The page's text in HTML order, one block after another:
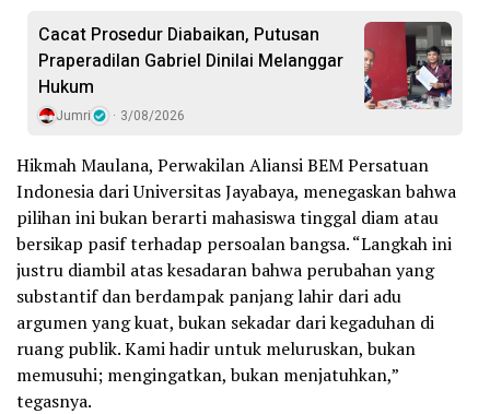
Cacat Prosedur Diabaikan, Putusan
Praperadilan Gabriel Dinilai Melanggar
Hukum
Jumri 3/08/2026
Hikmah Maulana, Perwakilan Aliansi BEM Persatuan
Indonesia dari Universitas Jayabaya, menegaskan bahwa
pilihan ini bukan berarti mahasiswa tinggal diam atau
bersikap pasif terhadap persoalan bangsa. “Langkah ini
justru diambil atas kesadaran bahwa perubahan yang
substantif dan berdampak panjang lahir dari adu
argumen yang kuat, bukan sekadar dari kegaduhan di
ruang publik. Kami hadir untuk meluruskan, bukan
memusuhi; mengingatkan, bukan menjatuhkan,”
tegasnya.